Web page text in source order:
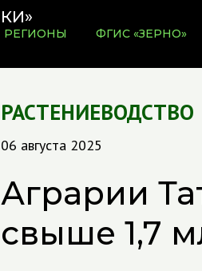
РЕГИОНЫ ФГИС «ЗЕРНО»
РАСТЕНИЕВОДСТВО
06 августа 2025
Аграрии
свыше 1,7